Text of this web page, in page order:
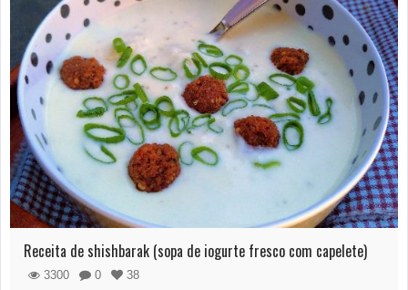
Receita de shishbarak (sopa de iogurte fresco com capelete)
3300 0
38